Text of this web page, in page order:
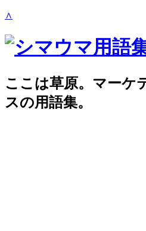
∧
ここは草原。マーケ
スの用語集。